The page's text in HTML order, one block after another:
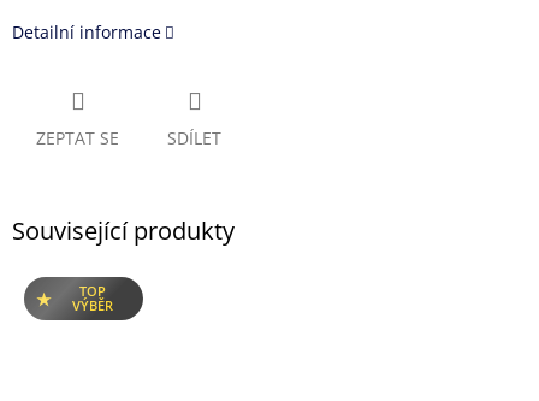
Detailní informace
ZEPTAT SE SDÍLET
Související produkty
TOP
VÝBĚR